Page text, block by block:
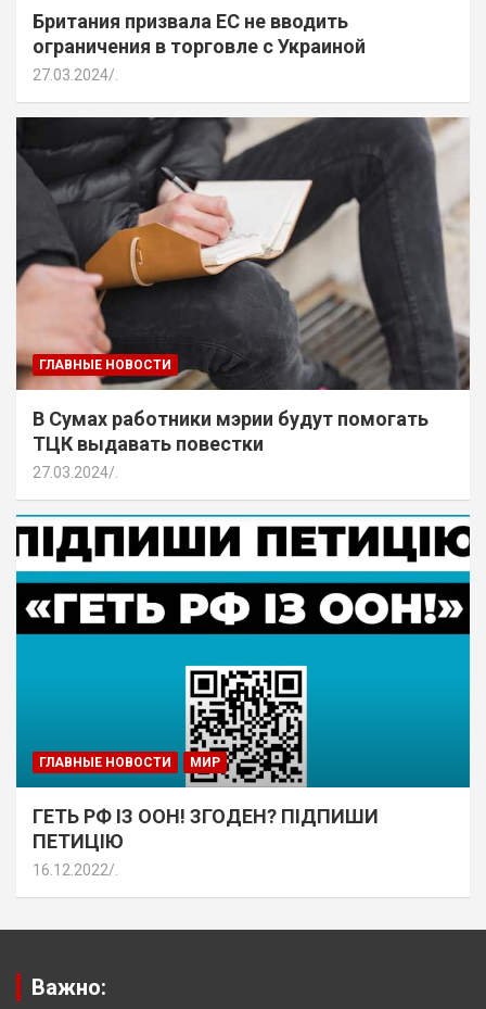
Британия призвала ЕС не вводить
ограничения в торговле с Украиной
27.03.2024
ГЛАВНЫЕ НОВОСТИ
В Сумах работники мэрии будут помогать
ТЦК выдавать повестки
27.03.2024
ГЛАВНЫЕ НОВОСТИ МИР
ГЕТЬ РФ ІЗ ООН! ЗГОДЕН? ПІДПИШИ
ПЕТИЦІЮ
16.12.2022
Важно: